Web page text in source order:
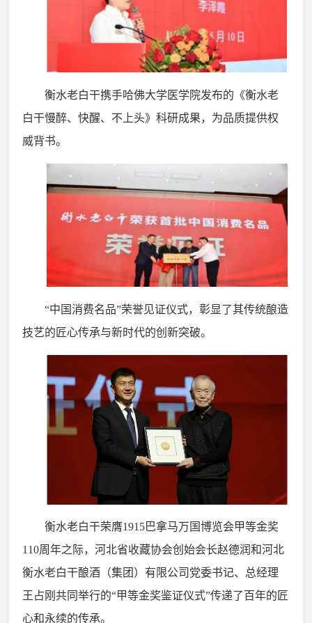
衡水老白干携手哈佛大学医学院发布的《衡水老
白干慢醉、快醒、不上头》科研成果，为品质提供权
威背书。
“中国消费名品”荣誉见证仪式，彰显了其传统酿造
技艺的匠心传承与新时代的创新突破。
衡水老白干荣膺1915巴拿马万国博览会甲等金奖
110周年之际，河北省收藏协会创始会长赵德润和河北
衡水老白干酿酒（集团）有限公司党委书记、总经理
王占刚共同举行的“甲等金奖鉴证仪式”传递了百年的匠
心和永续的传承。